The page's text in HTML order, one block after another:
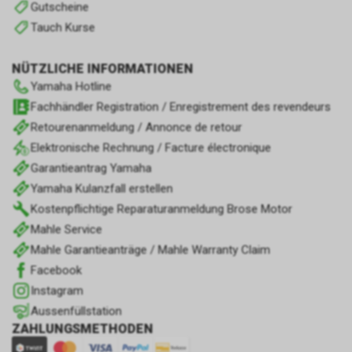
Gutscheine
Tauch Kurse
NÜTZLICHE INFORMATIONEN
Yamaha Hotline
Fachhändler Registration / Enregistrement des revendeurs
Retourenanmeldung / Annonce de retour
Elektronische Rechnung / Facture électronique
Garantieantrag Yamaha
Yamaha Kulanzfall erstellen
Kostenpflichtige Reparaturanmeldung Brose Motor
Mahle Service
Mahle Garantieanträge / Mahle Warranty Claim
Facebook
Instagram
Aussenfüllstation
ZAHLUNGSMETHODEN